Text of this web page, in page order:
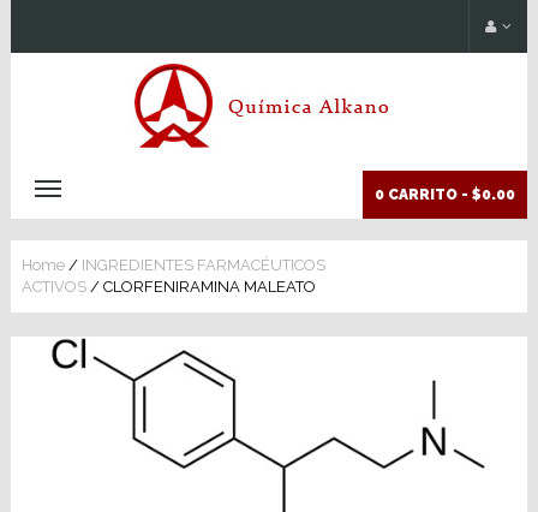
0 CARRITO - $0.00
Home / INGREDIENTES FARMACÉUTICOS
ACTIVOS / CLORFENIRAMINA MALEATO